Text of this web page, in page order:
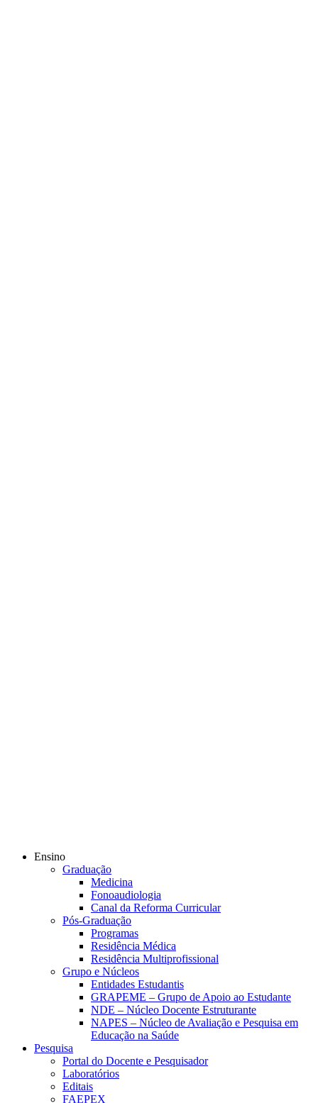
Ensino
Graduação
Medicina
Fonoaudiologia
Canal da Reforma Curricular
Pós-Graduação
Programas
Residência Médica
Residência Multiprofissional
Grupo e Núcleos
Entidades Estudantis
GRAPEME – Grupo de Apoio ao Estudante
NDE – Núcleo Docente Estruturante
NAPES – Núcleo de Avaliação e Pesquisa em
Educação na Saúde
Pesquisa
Portal do Docente e Pesquisador
Laboratórios
Editais
FAEPEX